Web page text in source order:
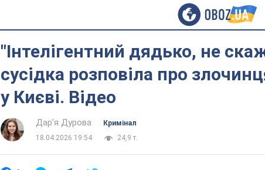
"Інтелігентний дядько, не
сусідка розповіла про
у Києві. Відео
Дар'я Дурова
Кримінал
18.04.2026 19:54
24,9 т.